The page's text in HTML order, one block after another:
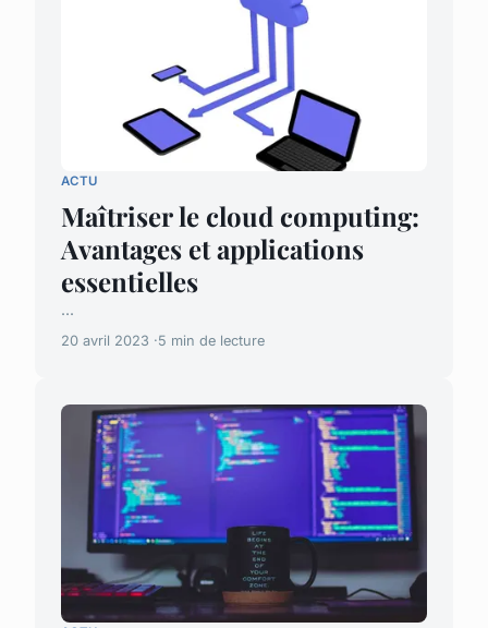
ACTU
Maîtriser le cloud computing:
Avantages et applications
essentielles
...
20 avril 2023 5 min de lecture